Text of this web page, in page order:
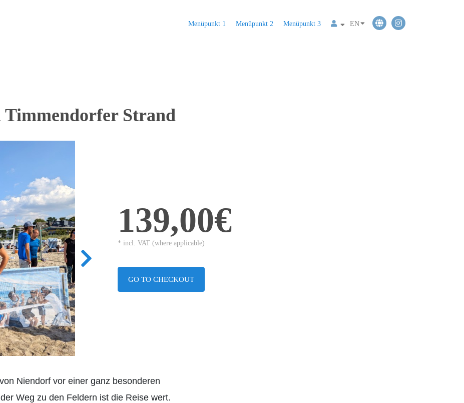
Menüpunkt 1 Menüpunkt 2 Menüpunkt 3 EN
Timmendorfer Strand
139,00€
* incl. VAT (where applicable)
GO TO CHECKOUT
Niendorf vor einer ganz besonderen
Weg zu den Feldern ist die Reise wert.